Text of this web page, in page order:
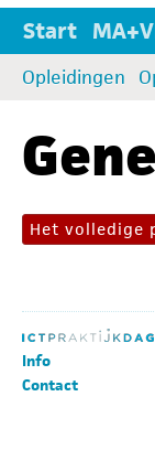
Start
Opleidingen
Het volledige
Info
Contact